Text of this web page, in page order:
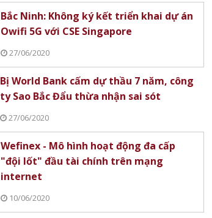
Bắc Ninh: Không ký kết triển khai dự án
Owifi 5G với CSE Singapore
27/06/2020
Bị World Bank cấm dự thầu 7 năm, công
ty Sao Bắc Đẩu thừa nhận sai sót
27/06/2020
Wefinex - Mô hình hoạt động đa cấp
"đội lốt" đầu tài chính trên mạng
internet
10/06/2020